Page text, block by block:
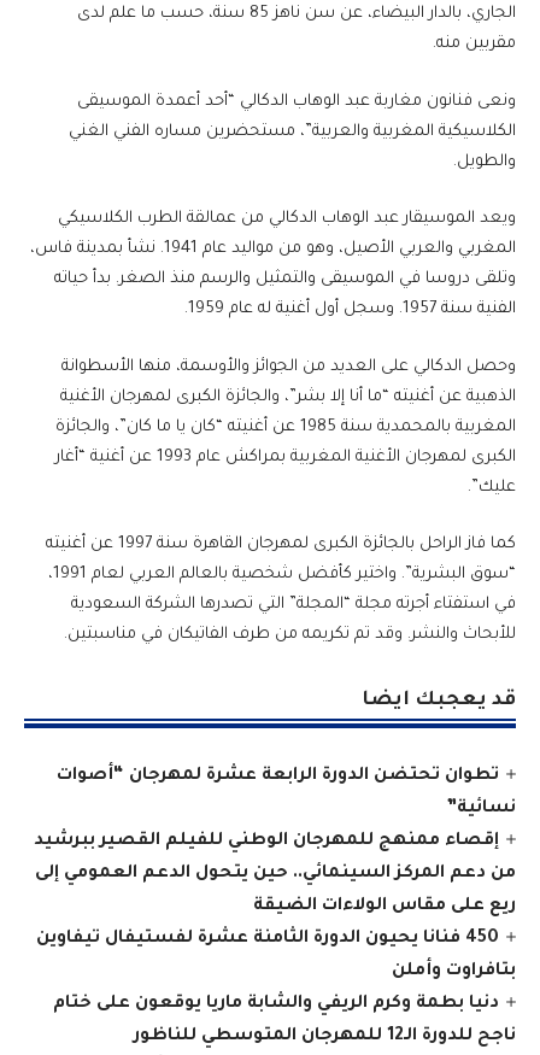
الجاري، بالدار البيضاء، عن سن ناهز 85 سنة، حسب ما علم لدى
مقربين منه.
ونعى فنانون مغاربة عبد الوهاب الدكالي “أحد أعمدة الموسيقى
الكلاسيكية المغربية والعربية”، مستحضرين مساره الفني الغني
والطويل.
ويعد الموسيقار عبد الوهاب الدكالي من عمالقة الطرب الكلاسيكي
المغربي والعربي الأصيل، وهو من مواليد عام 1941. نشأ بمدينة فاس،
وتلقى دروسا في الموسيقى والتمثيل والرسم منذ الصغر. بدأ حياته
الفنية سنة 1957. وسجل أول أغنية له عام 1959.
وحصل الدكالي على العديد من الجوائز والأوسمة، منها الأسطوانة
الذهبية عن أغنيته “ما أنا إلا بشر”، والجائزة الكبرى لمهرجان الأغنية
المغربية بالمحمدية سنة 1985 عن أغنيته “كان يا ما كان”، والجائزة
الكبرى لمهرجان الأغنية المغربية بمراكش عام 1993 عن أغنية “أغار
عليك”.
كما فاز الراحل بالجائزة الكبرى لمهرجان القاهرة سنة 1997 عن أغنيته
“سوق البشرية”. واختير كأفضل شخصية بالعالم العربي لعام 1991،
في استفتاء أجرته مجلة “المجلة” التي تصدرها الشركة السعودية
للأبحاث والنشر. وقد تم تكريمه من طرف الفاتيكان في مناسبتين.
قد يعجبك ايضا
تطوان تحتضن الدورة الرابعة عشرة لمهرجان “أصوات
نسائية”
إقصاء ممنهج للمهرجان الوطني للفيلم القصير ببرشيد
من دعم المركز السينمائي.. حين يتحول الدعم العمومي إلى
ريع على مقاس الولاءات الضيقة
450 فنانا يحيون الدورة الثامنة عشرة لفستيفال تيفاوين
بتافراوت وأملن
دنيا بطمة وكرم الريفي والشابة ماريا يوقعون على ختام
ناجح للدورة الـ12 للمهرجان المتوسطي للناظور